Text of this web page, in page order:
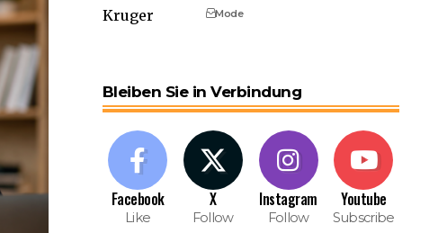
Mode
Bleiben Sie in Verbindung
Facebook
Like
X
Follow
Instagram
Follow
Youtube
Subscribe